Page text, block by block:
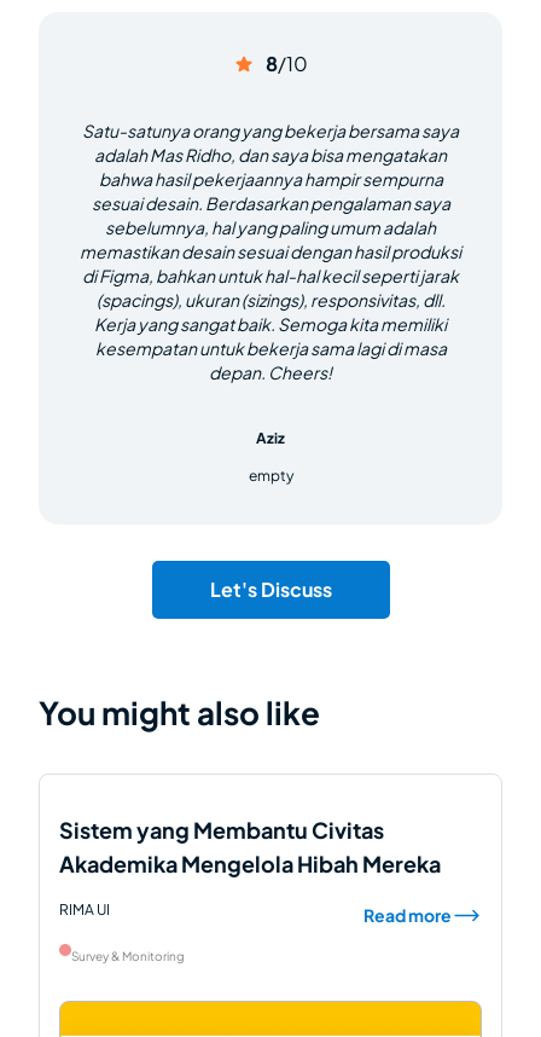
8/10
Satu-satunya orang yang bekerja bersama saya
adalah Mas Ridho, dan saya bisa mengatakan
bahwa hasil pekerjaannya hampir sempurna
sesuai desain. Berdasarkan pengalaman saya
sebelumnya, hal yang paling umum adalah
memastikan desain sesuai dengan hasil produksi
di Figma, bahkan untuk hal-hal kecil seperti jarak
(spacings), ukuran (sizings), responsivitas, dll.
Kerja yang sangat baik. Semoga kita memiliki
kesempatan untuk bekerja sama lagi di masa
depan. Cheers!
Aziz
empty
Let's Discuss
You might also like
Sistem yang Membantu Civitas
Akademika Mengelola Hibah Mereka
RIMA UI
Survey & Monitoring
Read more